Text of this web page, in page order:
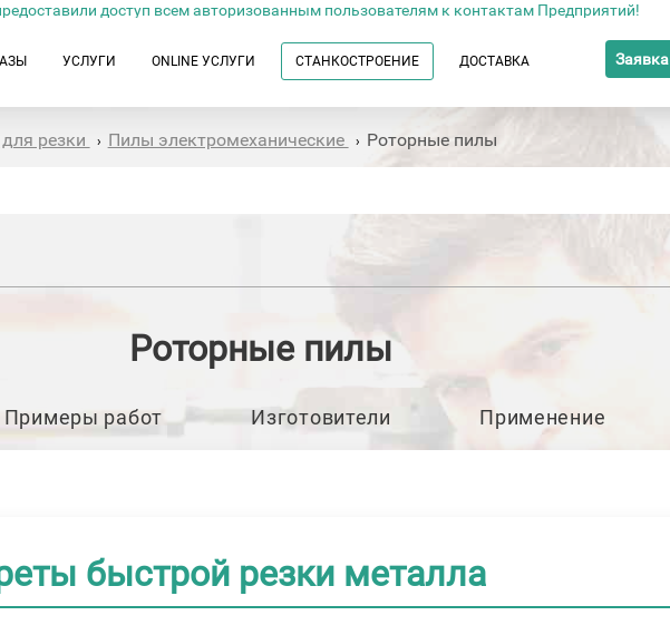
доступ всем авторизованным пользователям к контактам Предприятий!
УСЛУГИ ONLINE УСЛУГИ СТАНКОСТРОЕНИЕ ДОСТАВКА Заявка
резки › Пилы электромеханические › Роторные пилы
Роторные пилы
Примеры работ Изготовители Применение
быстрой резки металла